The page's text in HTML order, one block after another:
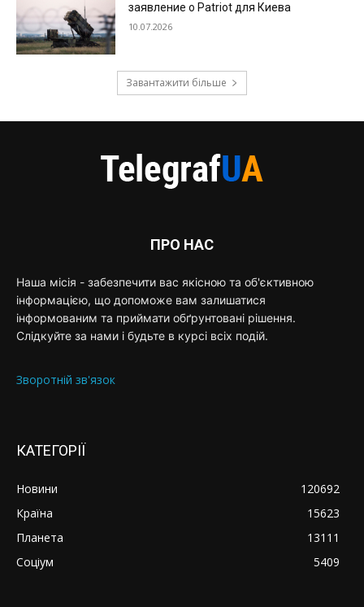
заявление о Patriot для Киева
10.07.2026
Завантажити більше
ПРО НАС
Наша місія - забезпечити вас якісною та об'єктивною
інформацією, що допоможе вам залишатися
інформованим та приймати обґрунтовані рішення.
Слідкуйте за нами і будьте в курсі всіх подій.
Зворотній зв'язок
КАТЕГОРІЇ
Новини
120692
Країна
15623
Планета
13111
Соціум
5409